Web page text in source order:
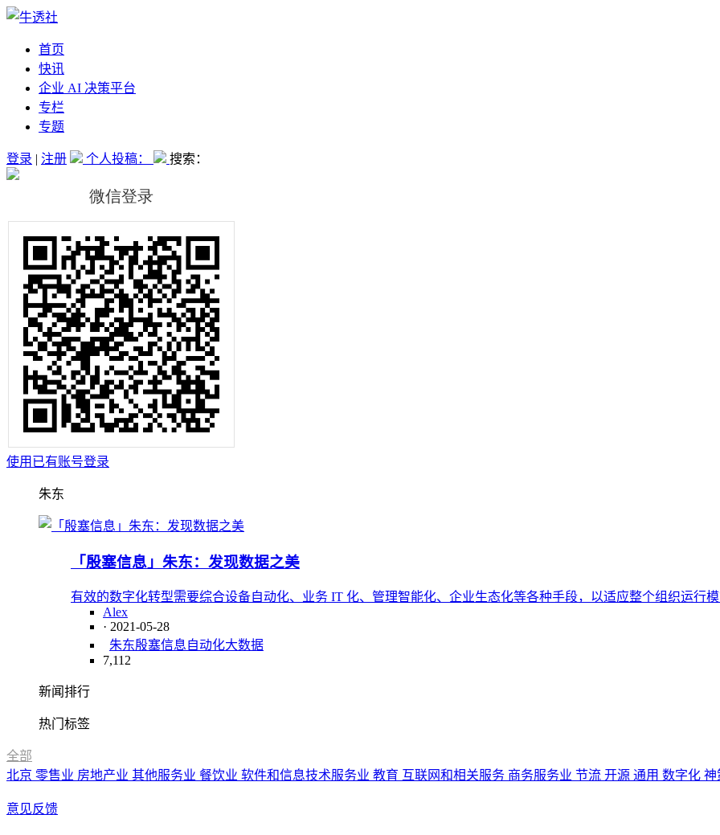
首页
快讯
企业 AI 决策平台
专栏
专题
登录 | 注册 个人投稿： 搜索：
使用已有账号登录
朱东
「殷塞信息」朱东：发现数据之美
有效的数字化转型需要综合设备自动化、业务 IT 化、管理智能化、企业生态化等各种手段，以适应整个组织运行
Alex
· 2021-05-28
朱东殷塞信息自动化大数据
7,112
新闻排行
热门标签
全部
北京 零售业 房地产业 其他服务业 餐饮业 软件和信息技术服务业 教育 互联网和相关服务 商务服务业 节流 开源 通用 数字化 神
意见反馈